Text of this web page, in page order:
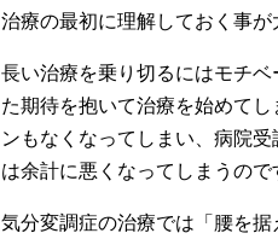
治療の最初に理解しておく事が
長い治療を乗り切るにはモチ
た期待を抱いて治療を始めて
ンもなくなってしまい、病院
は余計に悪くなってしまうので
気分変調症の治療では「腰を